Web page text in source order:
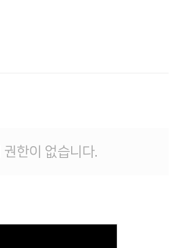
권한이 없습니다.